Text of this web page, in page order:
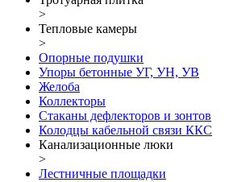
>
Тепловые камеры
>
Опорные подушки
Упоры бетонные УГ, УН, УВ
Желоба
Коллекторы
Стаканы дефлекторов и зонтов
Колодцы кабельной связи ККС
Канализационные люки
>
Лестничные площадки